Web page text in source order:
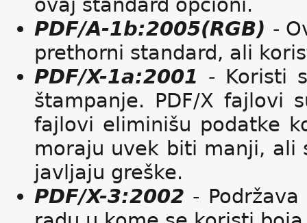
ovaj standard opcioni.
PDF/A-1b:2005(RGB) -
prethorni standard, ali
PDF/X-1a:2001 - Koristi
štampanje. PDF/X fajlovi
fajlovi eliminišu podatke
moraju uvek biti manji, ali
javljaju greške.
PDF/X-3:2002 -